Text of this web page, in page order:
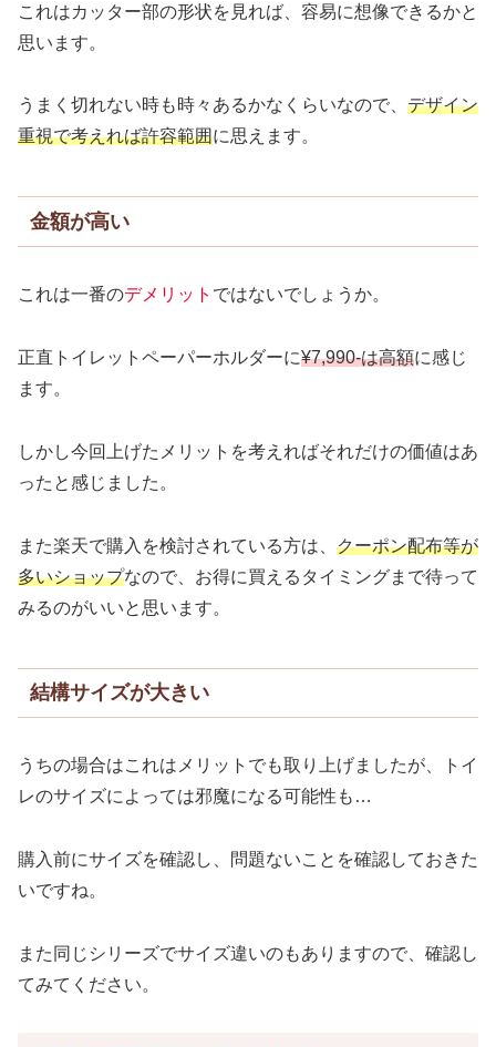
これはカッター部の形状を見れば、容易に想像できるかと
思います。
うまく切れない時も時々あるかなくらいなので、 デザイン
重視で考えれば許容範囲に思えます。
金額が高い
これは一番のデメリット ではないでしょうか。
正直トイレットペーパーホルダーに¥7,990-は高額に感じ
ます。
しかし今回上げたメリットを考えればそれだけの価値はあ
ったと感じました。
また楽天で購入を検討されている方は、 クーポン配布等が
多いショップなので、お得に買えるタイミングまで待って
みるのがいいと思います。
結構サイズが大きい
うちの場合はこれはメリットでも取り上げましたが、トイ
レのサイズによっては邪魔になる可能性も…
購入前にサイズを確認し、問題ないことを確認しておきた
いですね。
また同じシリーズでサイズ違いのもありますので、確認し
てみてください。